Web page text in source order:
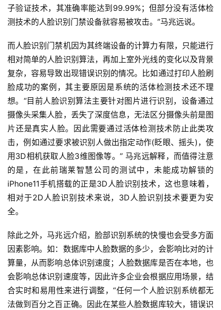
子验证技术，其准确率能达到99.99%；但部分没有活体检
测技术的人脸识别门禁设备就容易被攻击。”马兆远说。
而人脸识别门禁机因为其终端设备的计算力有限，只能进行
相对简单的人脸识别算法，再加上室外光线的变化以及背景
复杂，容易导致出现错误识别的情况。比如通过打印人脸刷
脸成功的案例，其主要原因是系统的活体检测技术还不理
想。“目前人脸识别算法主要针对图片进行识别，设备通过
摄像头采集人脸，丢失了深度信息，无法区分摄像头前是图
片还是真实人脸。因此需要通过活体检测技术防止此类攻
击，例如通过要求被识别人做出指定动作(眨眼、摇头)，使
用3D相机获取人脸3维图像等。” 马兆远解释，而值得注意
的是，在此前瑞莱智慧公司的测试中，未能成功解锁的
iPhone11手机搭载的正是3D人脸识别技术，这也意味着，
相对于2D人脸识别技术来说，3D人脸识别技术要更为安
全。
除此之外，马兆远介绍，脸部识别系统的快慢也会受多方面
因素影响。如：数据库中人脸数据的多少，会影响比对的计
算量，从而影响总体识别速度；人脸数据库是否在本地，也
会影响总体识别速度等，因此许多企业会根据应用场景，结
合实时和易用性来进行调整，“任何一个人脸识别系统都无
法做到百分之百正确。因此在某些人脸数据库较大，错误识